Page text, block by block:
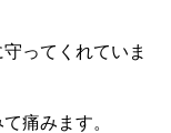
ってくれていま
痛みます。